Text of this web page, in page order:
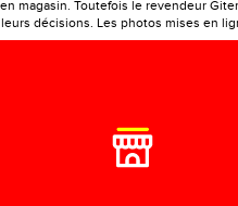
magasin. Toutefois le revendeur
décisions. Les photos mises en